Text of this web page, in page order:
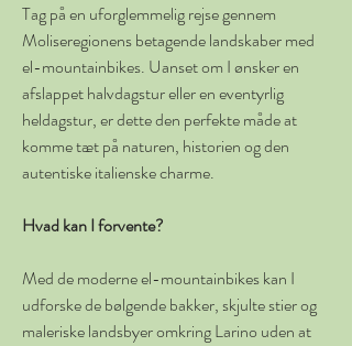
Tag på en uforglemmelig rejse gennem
Moliseregionens betagende landskaber med
el-mountainbikes. Uanset om I ønsker en
afslappet halvdagstur eller en eventyrlig
heldagstur, er dette den perfekte måde at
komme tæt på naturen, historien og den
autentiske italienske charme.
Hvad kan I forvente?
Med de moderne el-mountainbikes kan I
udforske de bølgende bakker, skjulte stier og
maleriske landsbyer omkring Larino uden at